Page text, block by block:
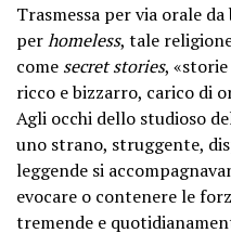
Trasmessa per via orale
perhomeless, tale
come secret stories,
ricco e bizzarro, carico di
Agli occhi dello studioso
uno strano, struggente,
leggende si
evocare o contenere le
tremende e